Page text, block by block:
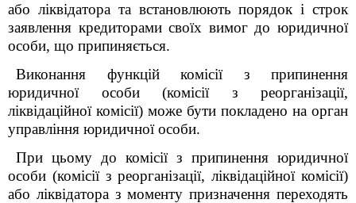
або ліквідатора та встановлюють порядок і строк
заявлення кредиторами своїх вимог до юридичної
особи, що припиняється.
Виконання функцій комісії з припинення
юридичної особи (комісії з реорганізації,
ліквідаційної комісії) може бути покладено на орган
управління юридичної особи.
При цьому до комісії з припинення юридичної
особи (комісії з реорганізації, ліквідаційної комісії)
або ліквідатора з моменту призначення переходять